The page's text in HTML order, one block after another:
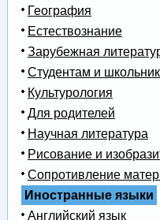
География
Естествознание
Зарубежная
Студентам и
Культурология
Для родителей
Научная литература
Рисование и
Сопротивление
Иностранные языки
Английский язык